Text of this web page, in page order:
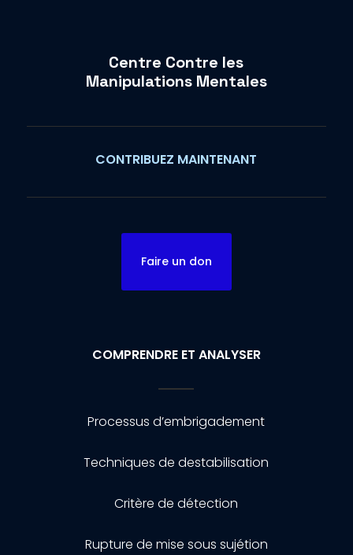
Centre Contre les
Manipulations Mentales
CONTRIBUEZ MAINTENANT
Faire un don
COMPRENDRE ET ANALYSER
Processus d’embrigadement
Techniques de destabilisation
Critère de détection
Rupture de mise sous sujétion